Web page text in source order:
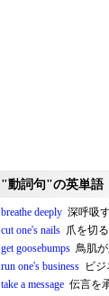
"動詞句"の英単語
breathe deeply 深呼吸
cut one's nails 爪を切る
get goosebumps 鳥肌
run one's business ビ
take a message 伝言を